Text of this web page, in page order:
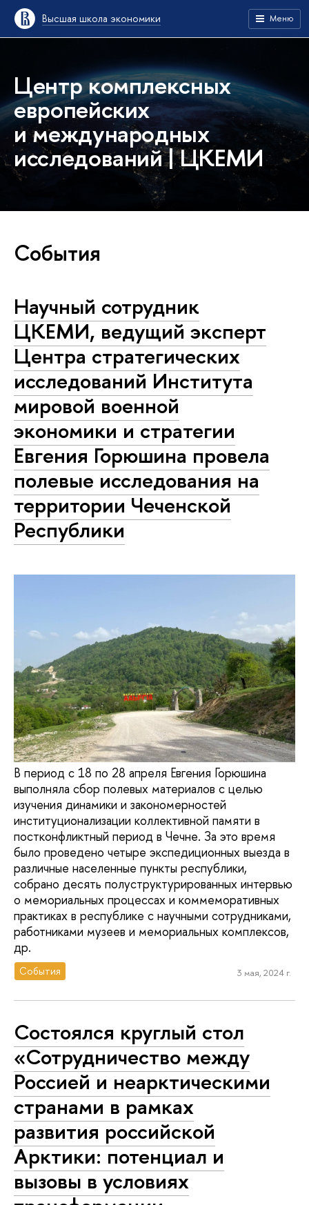
Высшая школа экономики Меню
Центр комплексных
европейских
и международных
исследований | ЦКЕМИ
События
Научный сотрудник
ЦКЕМИ, ведущий эксперт
Центра стратегических
исследований Института
мировой военной
экономики и стратегии
Евгения Горюшина провела
полевые исследования на
территории Чеченской
Республики
В период с 18 по 28 апреля Евгения Горюшина
выполняла сбор полевых материалов с целью
изучения динамики и закономерностей
институционализации коллективной памяти в
постконфликтный период в Чечне. За это время
было проведено четыре экспедиционных выезда в
различные населенные пункты республики,
собрано десять полуструктурированных интервью
о мемориальных процессах и коммеморативных
практиках в республике с научными сотрудниками,
работниками музеев и мемориальных комплексов,
др.
События 3 мая, 2024 г.
Состоялся круглый стол
«Сотрудничество между
Россией и неарктическими
странами в рамках
развития российской
Арктики: потенциал и
вызовы в условиях